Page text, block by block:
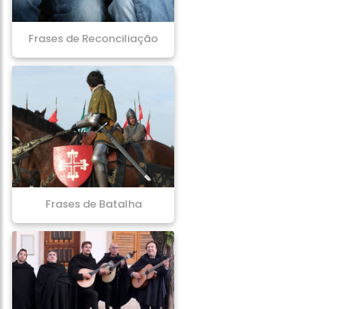
Frases de Reconciliação
Frases de Batalha